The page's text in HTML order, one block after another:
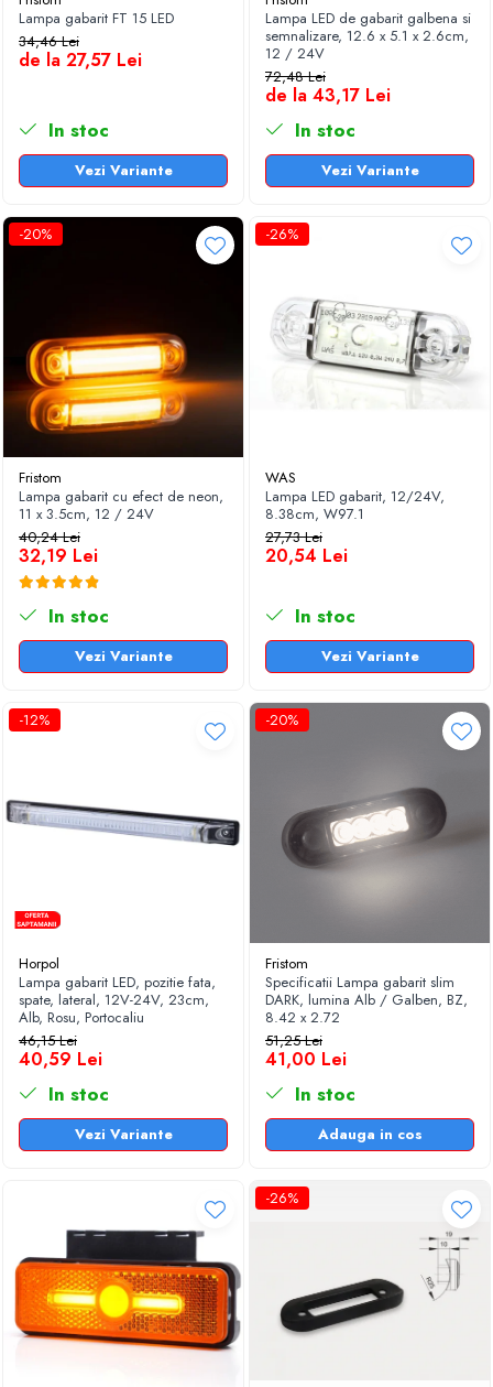
Lampa gabarit FT 15 LED
34,46 Lei
de la 27,57 Lei
In stoc
Vezi Variante
Lampa LED de gabarit galbena si
semnalizare, 12.6 x 5.1 x 2.6cm,
12 / 24V
72,48 Lei
de la 43,17 Lei
In stoc
Vezi Variante
-20%
Fristom
Lampa gabarit cu efect de neon,
11 x 3.5cm, 12 / 24V
40,24 Lei
32,19 Lei
In stoc
Vezi Variante
-26%
WAS
Lampa LED gabarit, 12/24V,
8.38cm, W97.1
27,73 Lei
20,54 Lei
In stoc
Vezi Variante
-12%
Horpol
Lampa gabarit LED, pozitie fata,
spate, lateral, 12V-24V, 23cm,
Alb, Rosu, Portocaliu
46,15 Lei
40,59 Lei
In stoc
Vezi Variante
-20%
Fristom
Specificatii Lampa gabarit slim
DARK, lumina Alb / Galben, BZ,
8.42 x 2.72
51,25 Lei
41,00 Lei
In stoc
Adauga in cos
-26%